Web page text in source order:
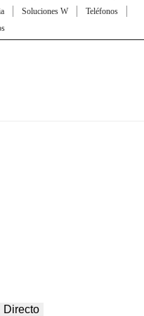
Soluciones W
Teléfonos
Directo